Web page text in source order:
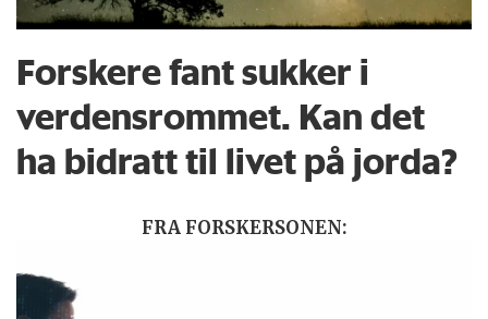
Forskere fant sukker i
verdensrommet. Kan det
ha bidratt til livet på jorda?
FRA FORSKERSONEN: